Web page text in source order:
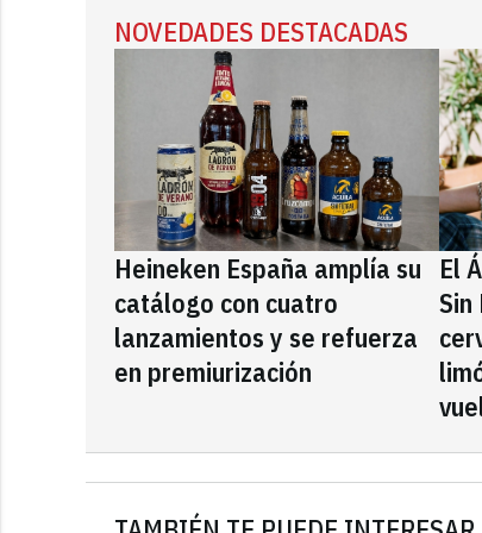
NOVEDADES DESTACADAS
Heineken España amplía su
catálogo con cuatro
lanzamientos y se refuerza
en premiurización
El